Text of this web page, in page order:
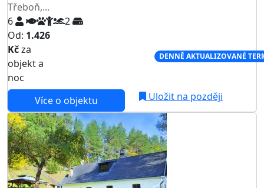
Třeboň,...
6
2
Od: 1.426
Kčza
objekt a
noc
DENNĚ AKTUALIZOVANÉ
Více o objektu Uložit na později